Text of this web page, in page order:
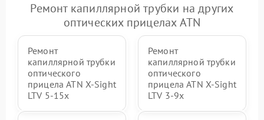
Ремонт капиллярной трубки на других
оптических прицелах ATN
Ремонт
капиллярной трубки
оптического
прицела ATN X-Sight
LTV 5-15x
Ремонт
капиллярной трубки
оптического
прицела ATN X-Sight
LTV 3-9x